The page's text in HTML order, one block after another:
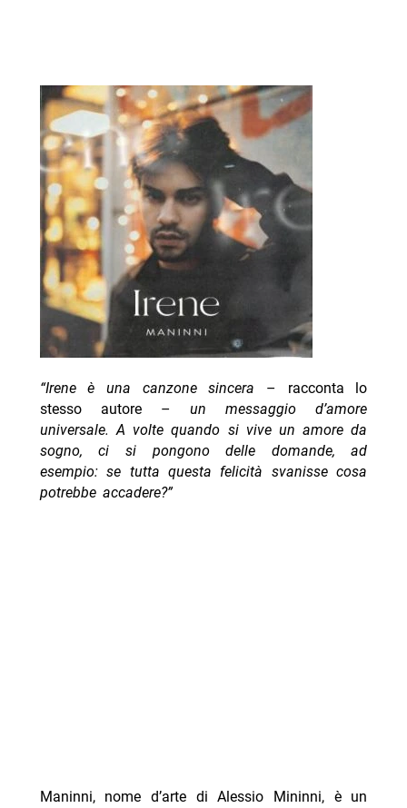
“Irene è una canzone sincera – racconta lo
stesso autore –un messaggio d’amore
universale. A volte quando si vive un amore da
sogno, ci si pongono delle domande, ad
esempio: se tutta questa felicità svanisse cosa
potrebbe accadere?”
Maninni, nome d’arte di Alessio Mininni, è un